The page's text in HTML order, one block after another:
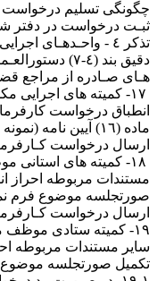
ثبـت درخواست در دفتر شعبه
‏تذکر ‏‏٤ ‏‏‏-
هـای صـادره از مراجع
انطباق درخواست
ارسال درخواست کـارفرما به کمیته استانی ماده (١٦)
مستندات مربوطه احراز
ارسال درخواست کـارفرما به کمیته ستادی ماده (١٦) آیین
سایر مستندات مربوطه
تکمیل صورتجلسه موضوع فرم نمونه شماره (٢) با ارجاع مدیر عامل